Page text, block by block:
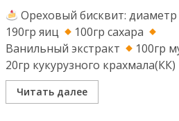
Ореховый бисквит: диаметр
190гр яиц
100гр сахара
Ванильный экстракт
100гр
20гр кукурузного крахмала(КК)
Читать далее